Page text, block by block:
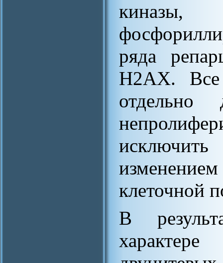
ряда
H2AX.
клеточной
В